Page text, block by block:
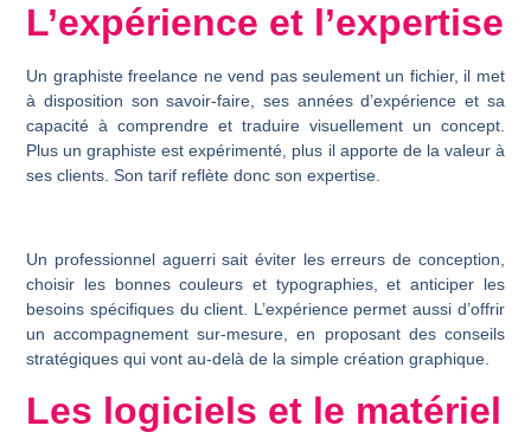
L’expérience et l’expertise
Un graphiste freelance ne vend pas seulement un fichier, il met
à disposition son savoir-faire, ses années d’expérience et sa
capacité à comprendre et traduire visuellement un concept.
Plus un graphiste est expérimenté, plus il apporte de la valeur à
ses clients. Son tarif reflète donc son expertise.
Un professionnel aguerri sait éviter les erreurs de conception,
choisir les bonnes couleurs et typographies, et anticiper les
besoins spécifiques du client. L’expérience permet aussi d’offrir
un accompagnement sur-mesure, en proposant des conseils
stratégiques qui vont au-delà de la simple création graphique.
Les logiciels et le matériel